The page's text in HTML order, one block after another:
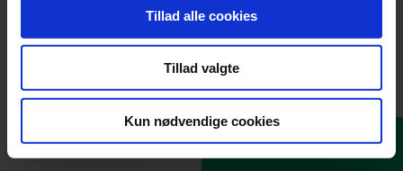
Tillad alle cookies
Tillad valgte
Kun nødvendige cookies
Postnr. og by
Næste